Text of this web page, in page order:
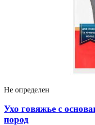
Не определен
Ухо говяжье с
пород